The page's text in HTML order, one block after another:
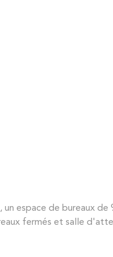
un espace de bureaux de
fermés et salle